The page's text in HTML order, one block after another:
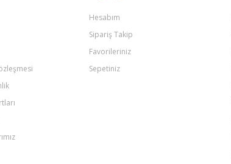
Hesabım
Sipariş Takip
Favorileriniz
Sepetiniz